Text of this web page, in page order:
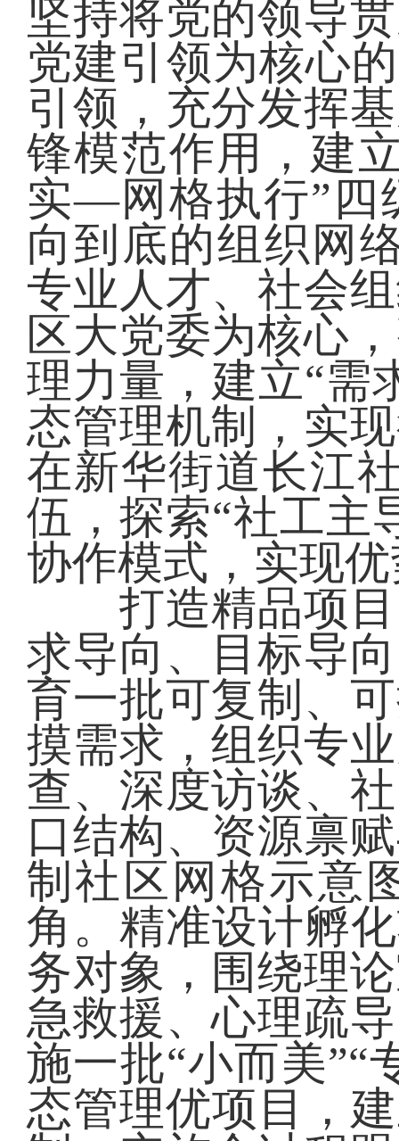
坚持将党的领导
党建引领为核心
引领，充分发挥
锋模范作用，建
实—网格执行”四
向到底的组织网
专业人才、社会
区大党委为核心
理力量，建立“需
态管理机制，实
在新华街道长江
伍，探索“社工主
协作模式，实现
打造精品项目
求导向、目标导
育一批可复制、
摸需求，组织专
查、深度访谈、
口结构、资源禀
制社区网格示意
角。精准设计孵
务对象，围绕理
急救援、心理疏
施一批“小而美”“
态管理优项目，